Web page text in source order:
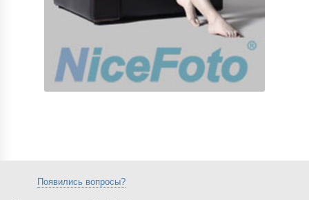
Появились вопросы?